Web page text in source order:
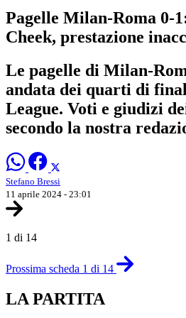
Pagelle Milan-Roma 0-
Cheek, prestazione
Le pagelle di Milan-
andata dei quarti di
League. Voti e giudizi
secondo la nostra
Stefano Bressi
11 aprile 2024 - 23:01
1 di 14
Prossima scheda 1 di 14
LA PARTITA